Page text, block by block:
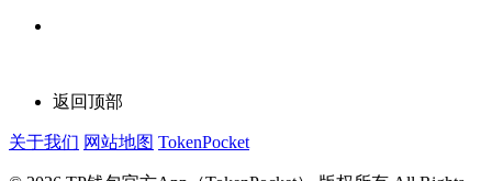
返回顶部
关于我们 网站地图 TokenPocket